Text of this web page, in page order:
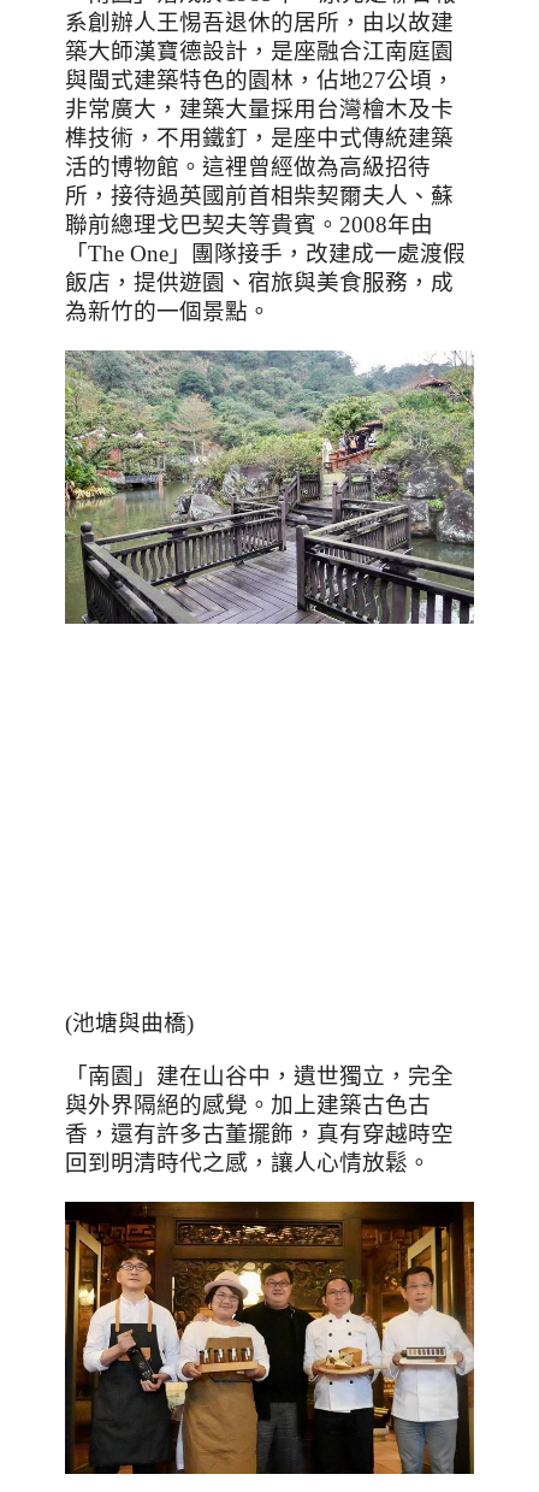
系創辦人王惕吾退休的居所，由以故建
築大師漢寶德設計，是座融合江南庭園
與閩式建築特色的園林，佔地27公頃，
非常廣大，建築大量採用台灣檜木及卡
榫技術，不用鐵釘，是座中式傳統建築
活的博物館。這裡曾經做為高級招待
所，接待過英國前首相柴契爾夫人、蘇
聯前總理戈巴契夫等貴賓。 2008年由
「 The One 」團隊接手，改建成一處渡假
飯店，提供遊園、宿旅與美食服務，成
為新竹的一個景點。
(池塘與曲橋)
「南園」建在山谷中，遺世獨立，完全
與外界隔絕的感覺。加上建築古色古
香，還有許多古董擺飾，真有穿越時空
回到明清時代之感，讓人心情放鬆。